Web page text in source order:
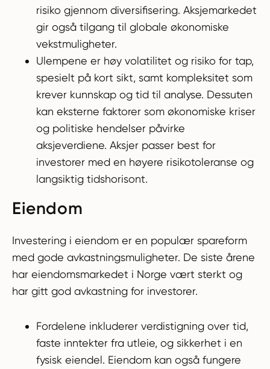
risiko gjennom diversifisering. Aksjemarkedet
gir også tilgang til globale økonomiske
vekstmuligheter.
Ulempene er høy volatilitet og risiko for tap,
spesielt på kort sikt, samt kompleksitet som
krever kunnskap og tid til analyse. Dessuten
kan eksterne faktorer som økonomiske kriser
og politiske hendelser påvirke
aksjeverdiene. Aksjer passer best for
investorer med en høyere risikotoleranse og
langsiktig tidshorisont.
Eiendom
Investering i eiendom er en populær spareform
med gode avkastningsmuligheter. De siste årene
har eiendomsmarkedet i Norge vært sterkt og
har gitt god avkastning for investorer.
Fordelene inkluderer verdistigning over tid,
faste inntekter fra utleie, og sikkerhet i en
fysisk eiendel. Eiendom kan også fungere